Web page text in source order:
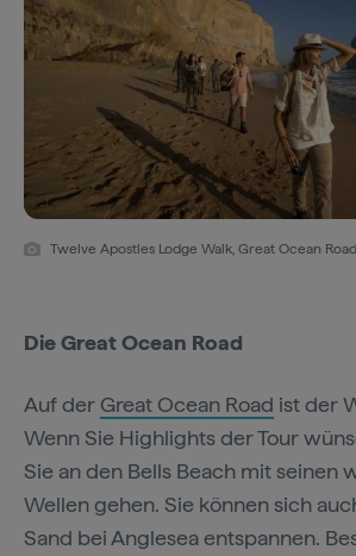
Twelve Apostles Lodge Walk, Great Ocean
Die Great Ocean Road
Auf der Great Ocean Road ist der
Wenn Sie Highlights der Tour
Sie an den Bells Beach mit seinen
Wellen gehen. Sie können sich
Sand bei Anglesea entspannen.